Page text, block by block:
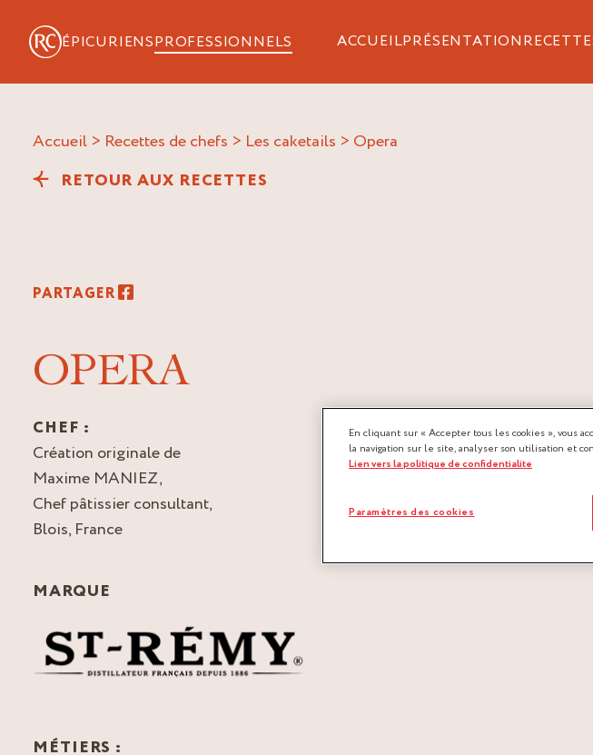
ÉPICURIENSPROFESSIONNELS ACCUEILPRÉSENTATION
Accueil > Recettes de chefs > Les caketails > opera
RETOUR AUX RECETTES
PARTAGER
OPERA
CHEF :
Création originale de
Maxime MANIEZ,
Chef pâtissier consultant,
Blois, France
MARQUE
MÉTIERS :
En cliquant sur « Accepter tous les cookies », vous
la navigation sur le site, analyser son utilisation et
Lien vers la politique de confidentialite
Paramètres des cookies